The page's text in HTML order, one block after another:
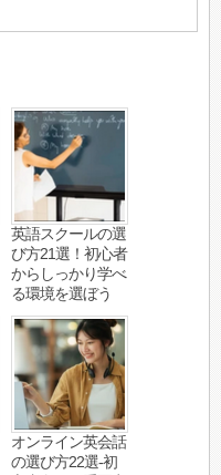
英語スクールの選
び方21選！初心者
からしっかり学べ
る環境を選ぼう
オンライン英会話
の選び方22選-初